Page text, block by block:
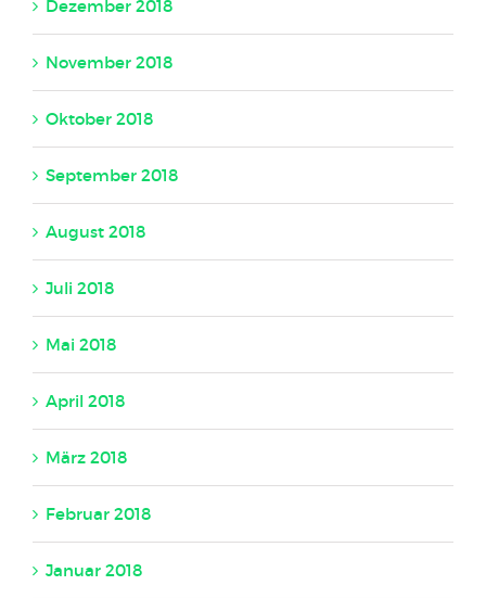
Dezember 2018
November 2018
Oktober 2018
September 2018
August 2018
Juli 2018
Mai 2018
April 2018
März 2018
Februar 2018
Januar 2018